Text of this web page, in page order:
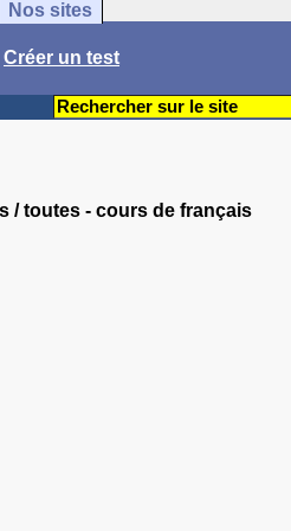
Nos sites
Créer un test
/ toutes - cours de français